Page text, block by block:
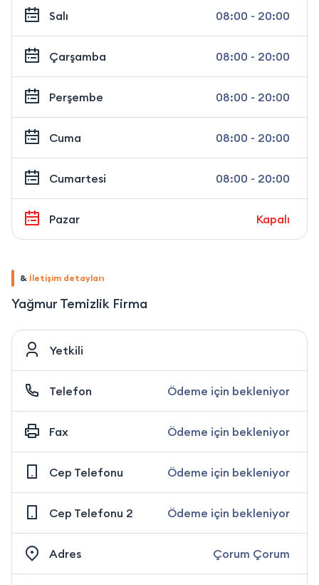
Salı 08:00 - 20:00
Çarşamba 08:00 - 20:00
Perşembe 08:00 - 20:00
Cuma 08:00 - 20:00
Cumartesi 08:00 - 20:00
Pazar Kapalı
& İletişim detayları
Yağmur Temizlik Firma
Yetkili
Telefon Ödeme için bekleniyor
Fax Ödeme için bekleniyor
Cep Telefonu Ödeme için bekleniyor
Cep Telefonu 2 Ödeme için bekleniyor
Adres Çorum Çorum